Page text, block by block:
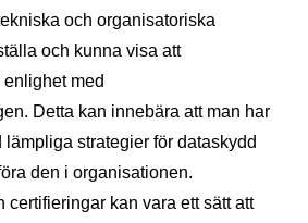
och organisatoriska
och kunna visa att
med
Detta kan innebära att man har
strategier för dataskydd
den i organisationen.
certifieringar kan vara ett sätt att